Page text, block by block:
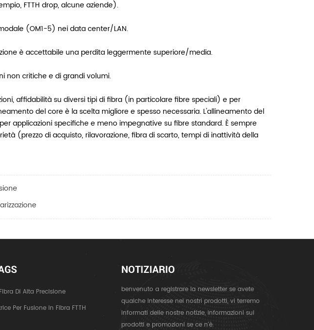
FTTH drop, alcune aziende).
(OM1-5) nei data center/LAN.
è accettabile una perdita leggermente superiore/media.
non critiche e di grandi volumi.
affidabilità su diversi tipi di fibra (in particolare fibre speciali) e per
del core è la scelta migliore e spesso necessaria. L'allineamento del
applicazioni specifiche e meno impegnative su fibre standard. È sempre
(prezzo di acquisto, rilavorazione, fibra di scarto, tempi di inattività della
Di Alta Precisione
Per Fusione In Fibra FTTH
NOTIZIARIO
benvenuto a registrare la newsletter se avete
qualche interesse nei nostri prodotti, vi terremo
informati delle nostre notizie, informazioni sui
prodotti e promozioni se ce n'è.